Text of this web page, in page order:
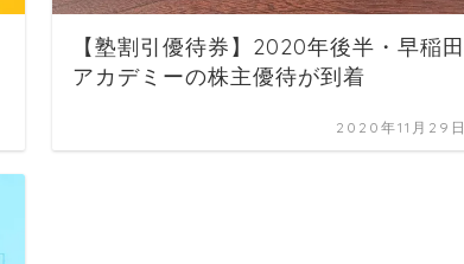
【塾割引優待券】2020年後半・早稲田
アカデミーの株主優待が到着
2020年11月29日